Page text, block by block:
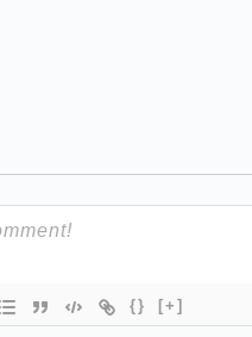
{} [+]